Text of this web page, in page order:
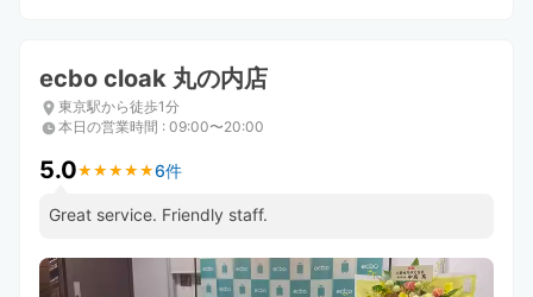
ecbo cloak 丸の内店
東京駅から徒歩1分
本日の営業時間 : 09:00〜20:00
5.0★ ★ ★ ★ ★
★ ★ ★ ★ ★6件
Great service. Friendly staff.